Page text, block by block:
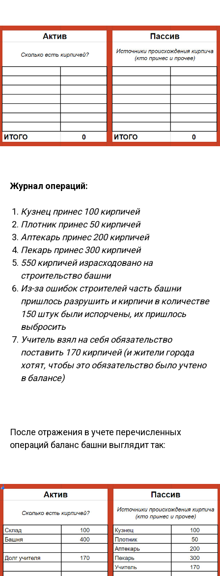
Журнал операций:
Кузнец принес 100 кирпичей
Плотник принес 50 кирпичей
Аптекарь принес 200 кирпичей
Пекарь принес 300 кирпичей
550 кирпичей израсходовано на
строительство башни
Из-за ошибок строителей часть башни
пришлось разрушить и кирпичи в количестве
150 штук были испорчены, их пришлось
выбросить
Учитель взял на себя обязательство
поставить 170 кирпичей (и жители города
хотят, чтобы это обязательство было учтено
в балансе)
После отражения в учете перечисленных
операций баланс башни выглядит так: